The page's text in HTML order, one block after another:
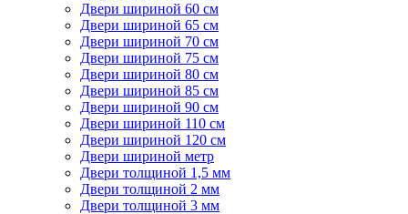
Двери шириной 60 см
Двери шириной 65 см
Двери шириной 70 см
Двери шириной 75 см
Двери шириной 80 см
Двери шириной 85 см
Двери шириной 90 см
Двери шириной 110 см
Двери шириной 120 см
Двери шириной метр
Двери толщиной 1,5 мм
Двери толщиной 2 мм
Двери толщиной 3 мм